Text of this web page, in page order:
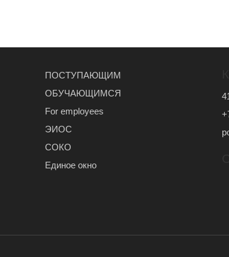
ПОСТУПАЮЩИМ
ОБУЧАЮЩИМСЯ
For employees
ЭИОС
СОКО
Единое окно